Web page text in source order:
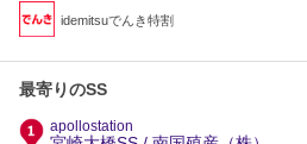
idemitsuでんき特割
最寄りのSS
apollostation